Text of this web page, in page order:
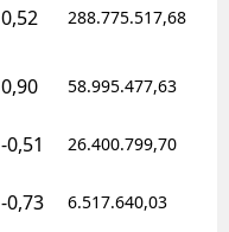
0,52 288.775.517,68
0,90 58.995.477,63
-0,51 26.400.799,70
-0,73 6.517.640,03